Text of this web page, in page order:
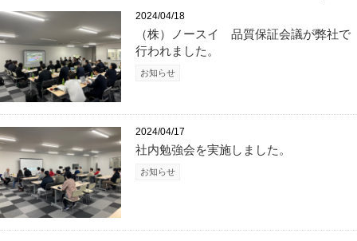
2024/04/18
（株）ノースイ 品質保証会議が弊社で
行われました。
お知らせ
2024/04/17
社内勉強会を実施しました。
お知らせ